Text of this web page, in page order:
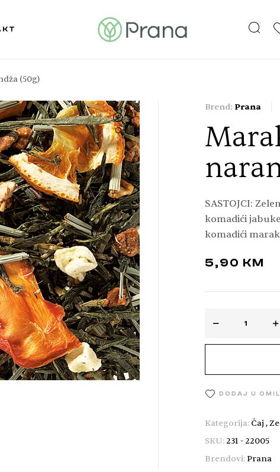
(50g)
🔍
Brend: Prana
SASTOJCI:
komadići
komadići
5,90 KM
DODAJ U
Kategorija: Čaj ,
SKU:231 - 22005
Brendovi: Prana